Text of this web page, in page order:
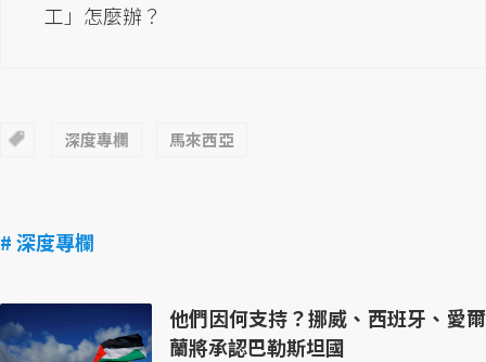
工」怎麼辦？
深度專欄 馬來西亞
# 深度專欄
他們因何支持？挪威、西班牙、愛爾
蘭將承認巴勒斯坦國